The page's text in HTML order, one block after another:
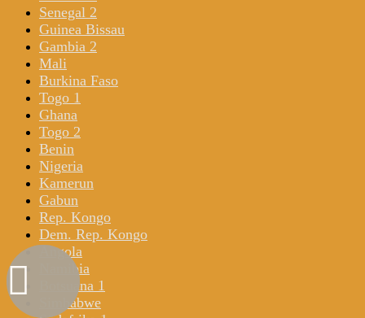
Senegal 2
Guinea Bissau
Gambia 2
Mali
Burkina Faso
Togo 1
Ghana
Togo 2
Benin
Nigeria
Kamerun
Gabun
Rep. Kongo
Dem. Rep. Kongo
Angola
Namibia
Botsuana 1
Simbabwe